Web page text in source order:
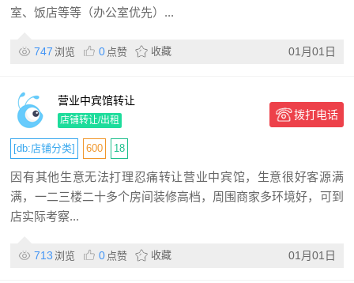
室、饭店等等（办公室优先）...
747 浏览 0 点赞 收藏 01月01日
营业中宾馆转让
店铺转让/出租 拨打电话
[db:店铺分类] 600 18
因有其他生意无法打理忍痛转让营业中宾馆，生意很好客源满
满，一二三楼二十多个房间装修高档，周围商家多环境好，可到
店实际考察...
713 浏览 0 点赞 收藏 01月01日